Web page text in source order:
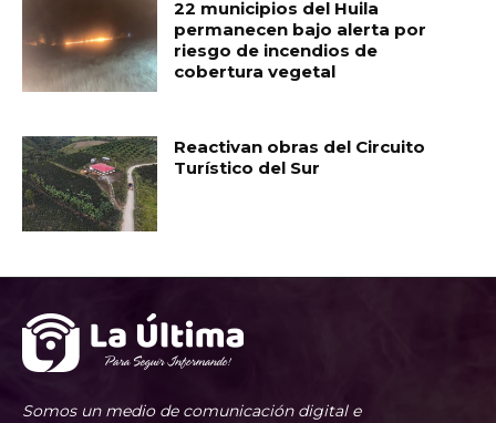
22 municipios del Huila
permanecen bajo alerta por
riesgo de incendios de
cobertura vegetal
Reactivan obras del Circuito
Turístico del Sur
Somos un medio de comunicación digital e